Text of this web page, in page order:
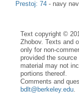
Prestoj: 74 - navy
Text copyright ©
Zhobov. Texts and
only for non-
provided the
material may not
portions thereof.
Comments and
bdlt@berkeley.edu.